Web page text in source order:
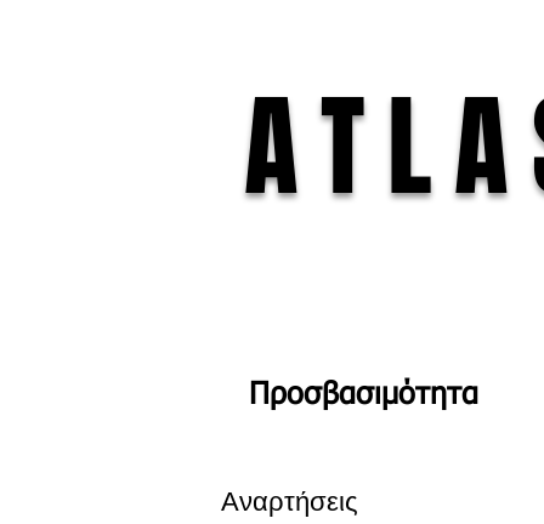
Αναρτήσεις
Προσβασιμότητα